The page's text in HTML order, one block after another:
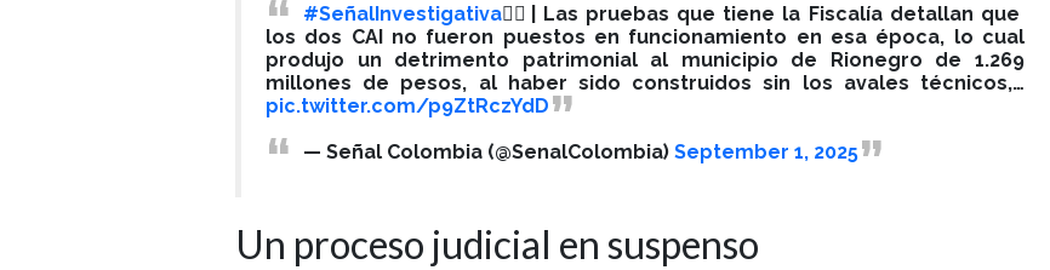
#SeñalInvestigativa🕵️‍♂️| Las pruebas que tiene la Fiscalía detallan que
los dos CAI no fueron puestos en funcionamiento en esa época, lo cual
produjo un detrimento patrimonial al municipio de Rionegro de 1.269
millones de pesos, al haber sido construidos sin los avales técnicos,…
pic.twitter.com/p9ZtRczYdD
— Señal Colombia (@SenalColombia) September 1, 2025
Un proceso judicial en suspenso